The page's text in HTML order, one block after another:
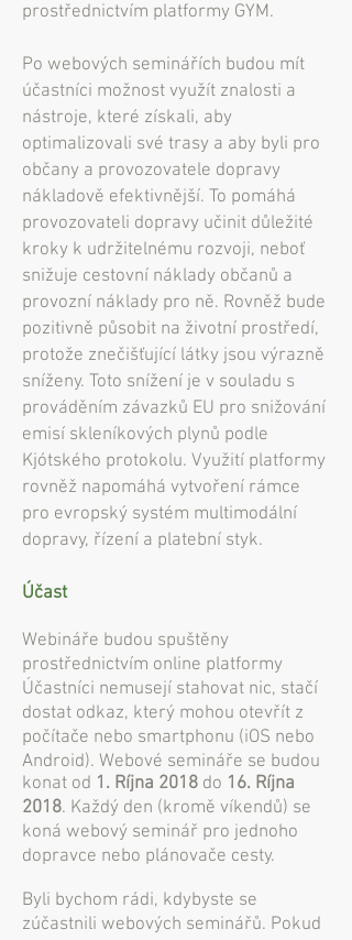
prostřednictvím platformy GYM.
Po webových seminářích budou mít
účastníci možnost využít znalosti a
nástroje, které získali, aby
optimalizovali své trasy a aby byli pro
občany a provozovatele dopravy
nákladově efektivnější. To pomáhá
provozovateli dopravy učinit důležité
kroky k udržitelnému rozvoji, neboť
snižuje cestovní náklady občanů a
provozní náklady pro ně. Rovněž bude
pozitivně působit na životní prostředí,
protože znečišťující látky jsou výrazně
sníženy. Toto snížení je v souladu s
prováděním závazků EU pro snižování
emisí skleníkových plynů podle
Kjótského protokolu. Využití platformy
rovněž napomáhá vytvoření rámce
pro evropský systém multimodální
dopravy, řízení a platební styk.
Účast
Webináře budou spuštěny
prostřednictvím online platformy
Účastníci nemusejí stahovat nic, stačí
dostat odkaz, který mohou otevřít z
počítače nebo smartphonu (iOS nebo
Android). Webové semináře se budou
konat od 1. Ríjna 2018 do 16. Ríjna
2018. Každý den (kromě víkendů) se
koná webový seminář pro jednoho
dopravce nebo plánovače cesty.
Byli bychom rádi, kdybyste se
zúčastnili webových seminářů. Pokud